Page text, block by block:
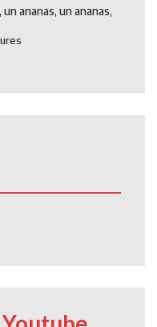
ananas, un ananas,